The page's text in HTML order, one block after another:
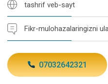
tashrif veb-sayt
Fikr-mulohazalaringizni
07032642321